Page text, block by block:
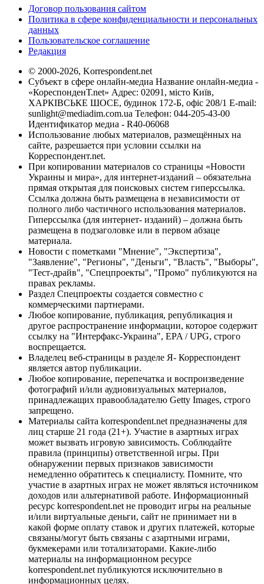
Договор пользования сайтом
Политика в сфере конфиденциальности и персональных
данных
Пользовательское соглашение
Редакция
© 2000-2026, Korrespondent.net
Субъект в сфере онлайн-медиа Название онлайн-медиа -
«КореспонденТ.net» Адрес: 02091, місто Київ,
ХАРКІВСЬКЕ ШОСЕ, будинок 172-Б, офіс 208/1 E-mail:
sunlight@mediadim.com.ua Телефон: 044-205-43-00
Идентификатор медиа - R40-06068
Использование любых материалов, размещённых на
сайте, разрешается при условии ссылки на
Корреспондент.net.
При копировании материалов со страницы «Новости
Украины и мира», для интернет-изданий – обязательна
прямая открытая для поисковых систем гиперссылка.
Ссылка должна быть размещена в независимости от
полного либо частичного использования материалов.
Гиперссылка (для интернет- изданий) – должна быть
размещена в подзаголовке или в первом абзаце
материала.
Новости с пометками "Мнение", "Экспертиза",
"Заявление", "Регионы", "Деньги", "Власть", "Выборы",
"Тест-драйв", "Спецпроекты", "Промо" публикуются на
правах рекламы.
Раздел Спецпроекты создается совместно с
коммерческими партнерами.
Любое копирование, публикация, републикация и
другое распространение информации, которое содержит
ссылку на "Интерфакс-Украина", EPA / UPG, строго
воспрещается.
Владелец веб-страницы в разделе Я- Корреспондент
является автор публикации.
Любое копирование, перепечатка и воспроизведение
фотографий и/или аудиовизуальных материалов,
принадлежащих правообладателю Getty Images, строго
запрещено.
Материалы сайта korrespondent.net предназначены для
лиц старше 21 года (21+). Участие в азартных играх
может вызвать игровую зависимость. Соблюдайте
правила (принципы) ответственной игры. При
обнаружении первых признаков зависимости
немедленно обратитесь к специалисту. Помните, что
участие в азартных играх не может являться источником
доходов или альтернативой работе. Информационный
ресурс korrespondent.net не проводит игры на реальные
и/или виртуальные деньги, сайт не принимает ни в
какой форме оплату ставок и других платежей, которые
связаны/могут быть связаны с азартными играми,
букмекерами или тотализаторами. Какие-либо
материалы на информационном ресурсе
korrespondent.net публикуются исключительно в
информационных целях.